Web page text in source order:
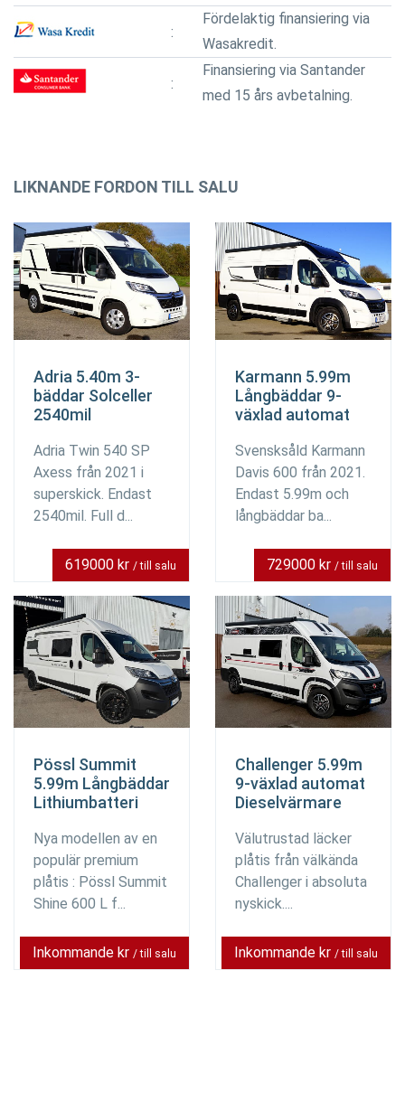
Fördelaktig finansiering via
Wasakredit.
Finansiering via Santander
med 15 års avbetalning.
LIKNANDE FORDON TILL SALU
Adria 5.40m 3-
bäddar Solceller
2540mil
Adria Twin 540 SP
Axess från 2021 i
superskick. Endast
2540mil. Full d...
619000 kr / till salu
Karmann 5.99m
Långbäddar 9-
växlad automat
Svensksåld Karmann
Davis 600 från 2021.
Endast 5.99m och
långbäddar ba...
729000 kr / till salu
Pössl Summit
5.99m Långbäddar
Lithiumbatteri
Nya modellen av en
populär premium
plåtis : Pössl Summit
Shine 600 L f...
Inkommande kr / till salu
Challenger 5.99m
9-växlad automat
Dieselvärmare
Välutrustad läcker
plåtis från välkända
Challenger i absoluta
nyskick....
Inkommande kr / till salu